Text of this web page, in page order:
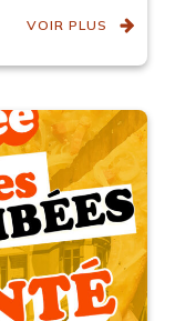
VOIR PLUS